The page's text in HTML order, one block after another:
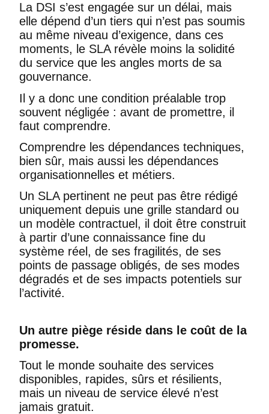
La DSI s’est engagée sur un délai, mais
elle dépend d’un tiers qui n’est pas soumis
au même niveau d’exigence, dans ces
moments, le SLA révèle moins la solidité
du service que les angles morts de sa
gouvernance.
Il y a donc une condition préalable trop
souvent négligée : avant de promettre, il
faut comprendre.
Comprendre les dépendances techniques,
bien sûr, mais aussi les dépendances
organisationnelles et métiers.
Un SLA pertinent ne peut pas être rédigé
uniquement depuis une grille standard ou
un modèle contractuel, il doit être construit
à partir d’une connaissance fine du
système réel, de ses fragilités, de ses
points de passage obligés, de ses modes
dégradés et de ses impacts potentiels sur
l’activité.
Un autre piège réside dans le coût de la
promesse.
Tout le monde souhaite des services
disponibles, rapides, sûrs et résilients,
mais un niveau de service élevé n’est
jamais gratuit.